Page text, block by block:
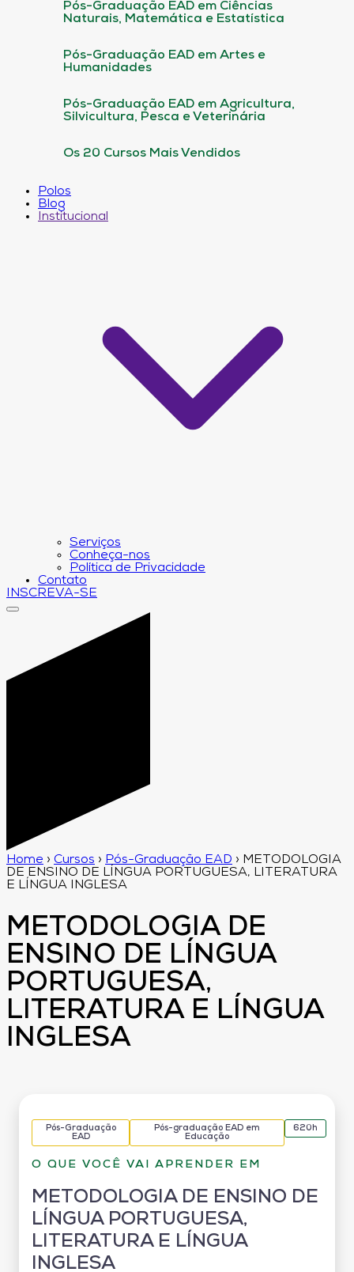
Pós-Graduação EAD em Ciências
Naturais, Matemática e Estatística
Pós-Graduação EAD em Artes e
Humanidades
Pós-Graduação EAD em Agricultura,
Silvicultura, Pesca e Veterinária
Os 20 Cursos Mais Vendidos
Polos
Blog
Institucional
Serviços
Conheça-nos
Política de Privacidade
Contato
INSCREVA-SE
Home › Cursos › Pós-Graduação EAD › METODOLOGIA
DE ENSINO DE LÍNGUA PORTUGUESA, LITERATURA
E LÍNGUA INGLESA
METODOLOGIA DE
ENSINO DE LÍNGUA
PORTUGUESA,
LITERATURA E LÍNGUA
INGLESA
Pós-Graduação
EAD
Pós-graduação EAD em
Educação
620h
O QUE VOCÊ VAI APRENDER EM
METODOLOGIA DE ENSINO DE
LÍNGUA PORTUGUESA,
LITERATURA E LÍNGUA
INGLESA